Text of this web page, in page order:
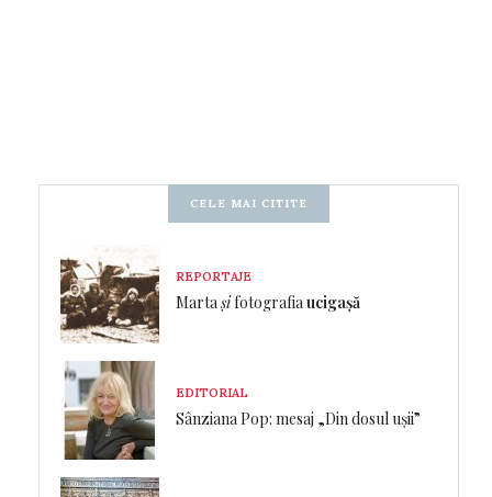
CELE MAI CITITE
REPORTAJE
Martașifotografiaucigașă
EDITORIAL
Sânziana Pop: mesaj „Din dosul ușii”